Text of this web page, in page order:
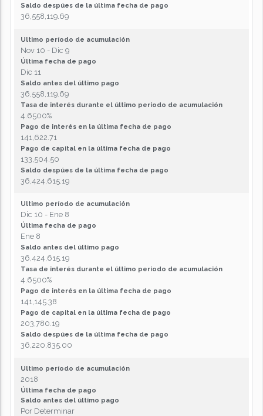
Saldo despúes de la última fecha de pago
36,558,119.69
Ultimo período de acumulación
Nov 10 - Dic 9
Última fecha de pago
Dic 11
Saldo antes del último pago
36,558,119.69
Tasa de interés durante el último periodo de acumulación
4.6500%
Pago de interés en la última fecha de pago
141,622.71
Pago de capital en la última fecha de pago
133,504.50
Saldo despúes de la última fecha de pago
36,424,615.19
Ultimo período de acumulación
Dic 10 - Ene 8
Última fecha de pago
Ene 8
Saldo antes del último pago
36,424,615.19
Tasa de interés durante el último periodo de acumulación
4.6500%
Pago de interés en la última fecha de pago
141,145.38
Pago de capital en la última fecha de pago
203,780.19
Saldo despúes de la última fecha de pago
36,220,835.00
Ultimo período de acumulación
2018
Última fecha de pago
Saldo antes del último pago
Por Determinar